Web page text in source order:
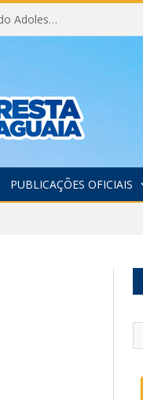
Eleição do Conselho Municipal dos Direitos da Criança e do Adolescente CMDCA 2026
PUBLICAÇÕES OFICIAIS